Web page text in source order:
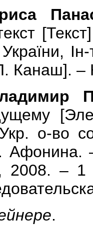
Канаш]. –
о-во
2008. – 1
.